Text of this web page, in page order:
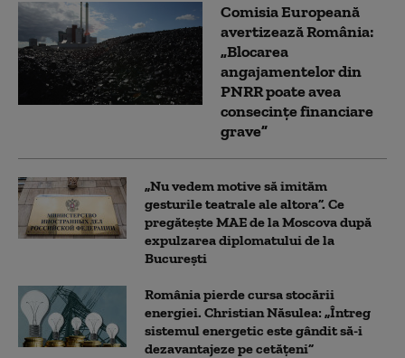
Comisia Europeană
avertizează România:
„Blocarea
angajamentelor din
PNRR poate avea
consecințe financiare
grave”
„Nu vedem motive să imităm
gesturile teatrale ale altora”. Ce
pregătește MAE de la Moscova după
expulzarea diplomatului de la
București
România pierde cursa stocării
energiei. Christian Năsulea: „Întreg
sistemul energetic este gândit să-i
dezavantajeze pe cetățeni”